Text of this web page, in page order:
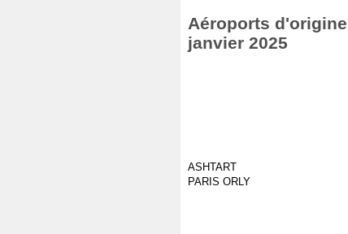
Aéroports
janvier 2025
ASHTART
PARIS ORLY